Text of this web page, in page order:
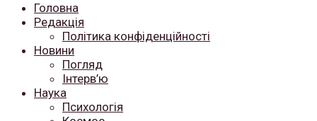
Головна
Редакція
Політика конфіденційності
Новини
Погляд
Інтерв’ю
Наука
Психологія